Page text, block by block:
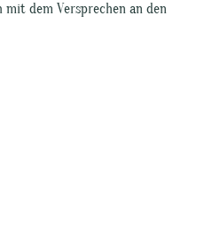
mit dem Versprechen an den